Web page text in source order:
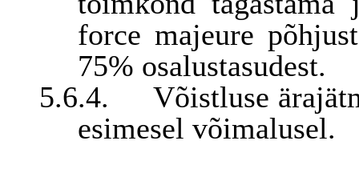
force majeure
75% osalustasudest.
5.6.4.
Võistluse
esimesel võimalusel.